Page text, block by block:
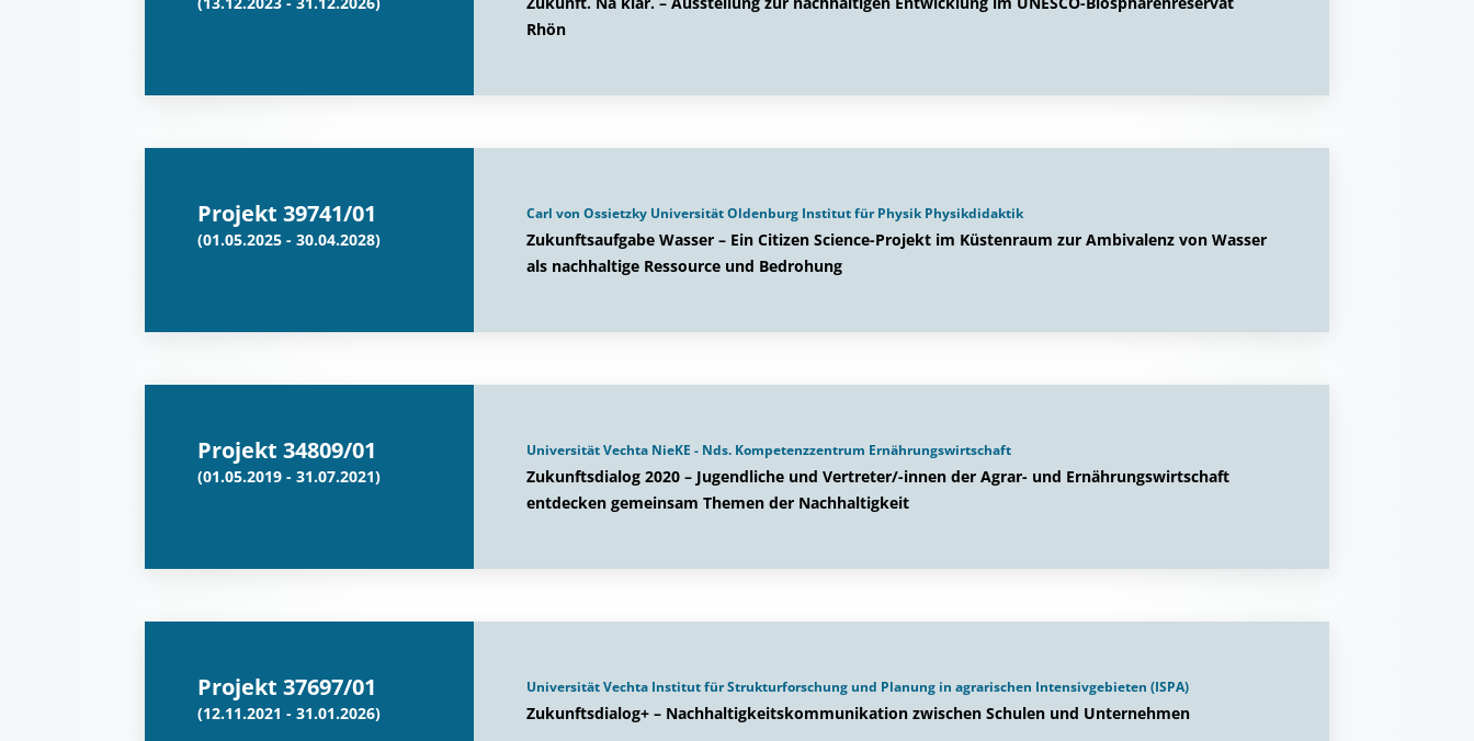
Rhön
Projekt 39741/01
(01.05.2025 - 30.04.2028)
Carl von Ossietzky Universität Oldenburg Institut für Physik Physikdidaktik
Zukunftsaufgabe Wasser – Ein Citizen Science-Projekt im Küstenraum zur Ambivalenz von Wasser
als nachhaltige Ressource und Bedrohung
Projekt 34809/01
(01.05.2019 - 31.07.2021)
Universität Vechta NieKE - Nds. Kompetenzzentrum Ernährungswirtschaft
Zukunftsdialog 2020 – Jugendliche und Vertreter/-innen der Agrar- und Ernährungswirtschaft
entdecken gemeinsam Themen der Nachhaltigkeit
Projekt 37697/01
(12.11.2021 - 31.01.2026)
Universität Vechta Institut für Strukturforschung und Planung in agrarischen Intensivgebieten (ISPA)
Zukunftsdialog+ – Nachhaltigkeitskommunikation zwischen Schulen und Unternehmen